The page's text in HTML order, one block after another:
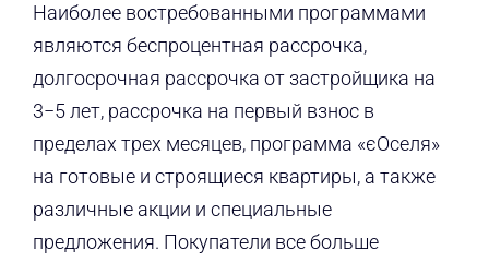
Наиболее востребованными программами
являются беспроцентная рассрочка,
долгосрочная рассрочка от застройщика на
3−5 лет, рассрочка на первый взнос в
пределах трех месяцев, программа «єОселя»
на готовые и строящиеся квартиры, а также
различные акции и специальные
предложения. Покупатели все больше